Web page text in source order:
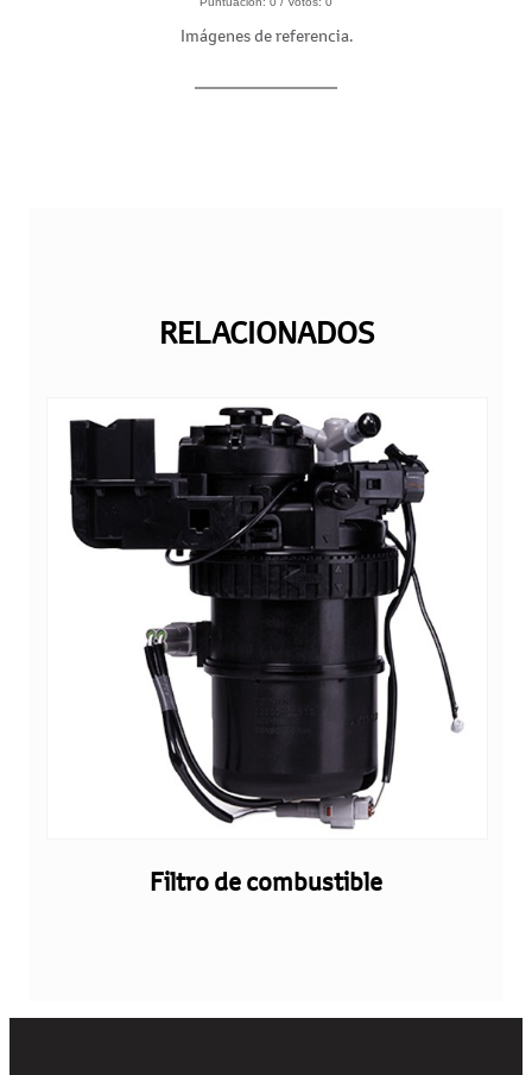
Imágenes de referencia.
RELACIONADOS
Filtro de combustible